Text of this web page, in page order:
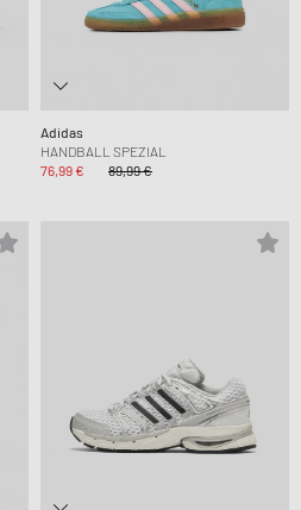
Adidas
HANDBALL SPEZIAL
76,99 €
89,99 €